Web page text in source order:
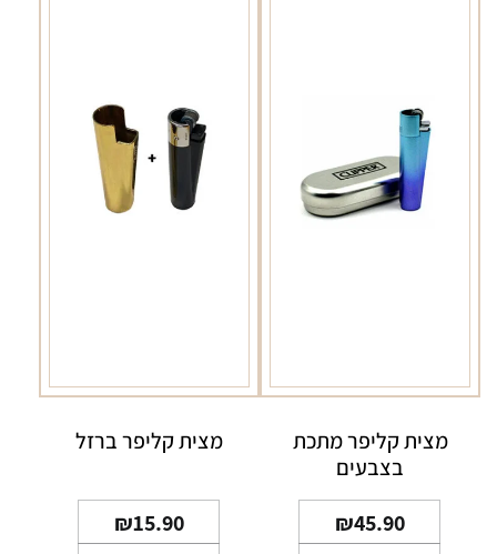
מצית קליפר מתכת
בצבעים
₪45.90
מצית קליפר ברזל
₪15.90